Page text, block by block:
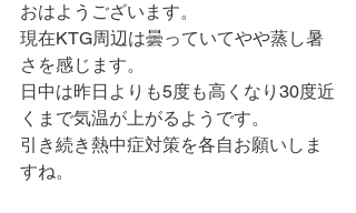
おはようございます。
現在KTG周辺は曇っていてやや蒸し暑
さを感じます。
日中は昨日よりも5度も高くなり30度近
くまで気温が上がるようです。
引き続き熱中症対策を各自お願いしま
すね。